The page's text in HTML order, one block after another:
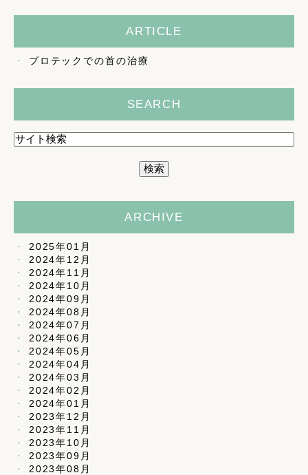
ARTICLE
プロテックでの首の治療
SEARCH
ARCHIVE
2025年01月
2024年12月
2024年11月
2024年10月
2024年09月
2024年08月
2024年07月
2024年06月
2024年05月
2024年04月
2024年03月
2024年02月
2024年01月
2023年12月
2023年11月
2023年10月
2023年09月
2023年08月